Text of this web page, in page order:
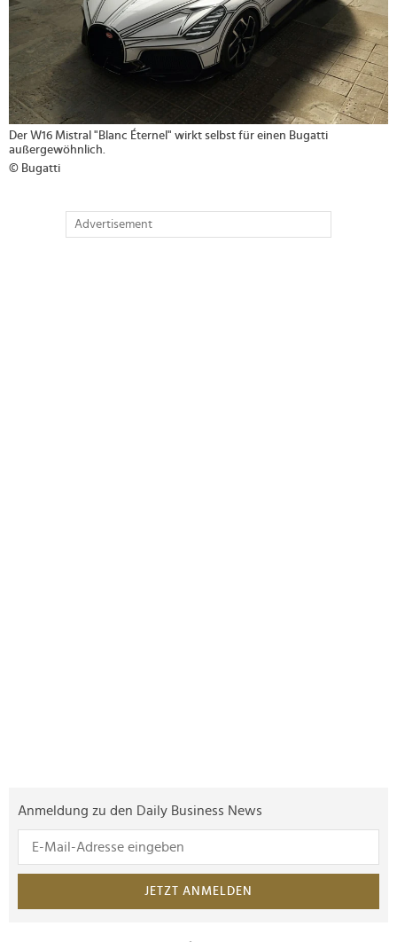
Der W16 Mistral "Blanc Éternel" wirkt selbst für einen Bugatti
außergewöhnlich.
© Bugatti
Advertisement
Anmeldung zu den Daily Business News
JETZT ANMELDEN